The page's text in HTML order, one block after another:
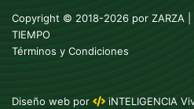
Copyright © 2018-2026 por ZARZA
TIEMPO
Términos y Condiciones
Diseño web por iNTELIGENCIA